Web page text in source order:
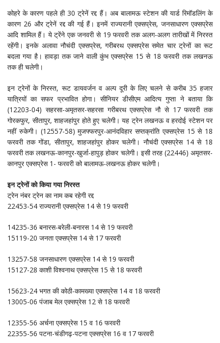
कोहरे के कारण पहले ही 30 ट्रेनें रद्द हैं। अब बालामऊ स्टेशन की यार्ड रिमॉडलिंग के
कारण 26 और ट्रेनें रद्द की गई हैं। इनमें राज्यरानी एक्सप्रेस, जनसाधारण एक्सप्रेस
आदि शामिल हैं। ये ट्रेंने एक जनवरी से 19 फरवरी तक अलग-अलग तारीखों में निरस्त
रहेंगी। इनके अलावा नौचंदी एक्सप्रेस, गरीबरथ एक्सप्रेस समेत चार ट्रेनों का रूट
बदला गया है। हावड़ा तक जाने वाली कुंभ एक्सप्रेस 15 से 18 फरवरी तक लखनऊ
तक ही चलेगी।
इन ट्रेनों के निरस्त, रूट डायवर्जन व अल्प दूरी के लिए चलने से करीब 35 हजार
यात्रियों का सफर प्रभावित होगा। सीनियर डीसीएम आदित्य गुप्ता ने बताया कि
(12203-04) सहरसा-अमृतसर-सहरसा गरीबरथ एक्सप्रेस नौ से 17 फरवरी तक
गोरकफुर, सीतापुर, शाहजहांपुर होते हुए चलेगी। यह ट्रेन लखनऊ व हरदोई स्टेशन पर
नहीं रुकेगी। (12557-58) मुजफ्फरपुर-आनंदविहार सप्तक्रांति एक्सप्रेस 15 से 18
फरवरी तक गोंडा, सीतापुर, शाहजहांपुर होकर चलेगी। नौचंदी एक्सप्रेस 14 से 18
फरवरी तक लखनऊ-कानपुर-खुर्जा-हापुड़ होकर चलेगी। इसी तरह (22446) अमृतसर-
कानपुर एक्सप्रेस 1- फरवरी को बालामऊ-लखनऊ होकर चलेगी।
इन ट्रेनों को किया गया निरस्त
ट्रेन नंबर ट्रेन का नाम कब रहेगी रद्द
22453-54 राज्यरानी एक्सप्रेस 14 से 19 फरवरी
14235-36 बनारस-बरेली-बनारस 14 से 19 फरवरी
15119-20 जनता एक्सप्रेस 14 से 17 फरवरी
13257-58 जनसाधारण एक्सप्रेस 14 से 19 फरवरी
15127-28 काशी विश्वनाथ एक्सप्रेस 15 से 18 फरवरी
15623-24 भगत की कोठी-कामख्या एक्सप्रेस 14 व 18 फरवरी
13005-06 पंजाब मेल एक्सप्रेस 12 से 18 फरवरी
12355-56 अर्चना एक्सप्रेस 15 व 16 फरवरी
22355-56 पटना-चंडीगढ़-पटना एक्सप्रेस 16 व 17 फरवरी